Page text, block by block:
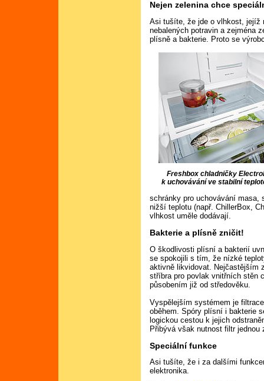
Nejen zelenina chce
Asi tušíte, že jde o vlhkost, jejíž
nebalených potravin a zejména
plísně a bakterie. Proto se
Freshbox chladničky
k uchovávání ve stabilní
schránky pro uchovávání masa,
nižší teplotu (např. ChillerBox,
vlhkost uměle dodávají.
Bakterie a plísně zničit!
O škodlivosti plísní a bakterií
se spokojili s tím, že nízké
aktivně likvidovat. Nejčastějším
stříbra pro povlak vnitřních stěn
působením již od středověku.
Vyspělejším systémem je
oběhem. Spóry plísní i bakterie
logickou cestou k jejich
Přibývá však nutnost filtr
Speciální funkce
Asi tušíte, že i za dalšími
elektronika.